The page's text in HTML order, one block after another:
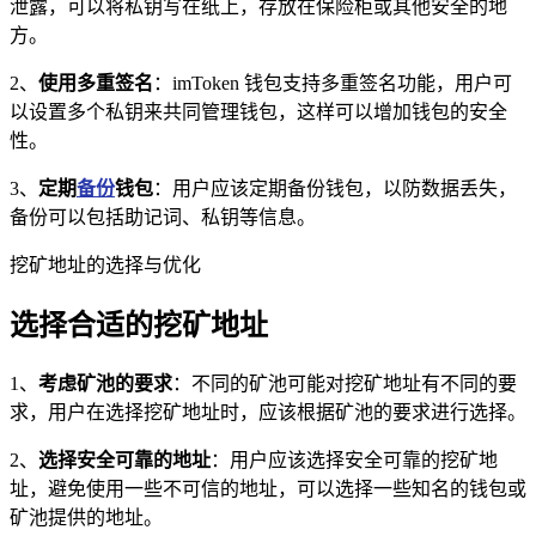
泄露，可以将私钥写在纸上，存放在保险柜或其他安全的地
方。
2、 使用多重签名 ：imToken 钱包支持多重签名功能，用户可
以设置多个私钥来共同管理钱包，这样可以增加钱包的安全
性。
3、 定期备份钱包：用户应该定期备份钱包，以防数据丢失，
备份可以包括助记词、私钥等信息。
挖矿地址的选择与优化
选择合适的挖矿地址
1、 考虑矿池的要求：不同的矿池可能对挖矿地址有不同的要
求，用户在选择挖矿地址时，应该根据矿池的要求进行选择。
2、 选择安全可靠的地址：用户应该选择安全可靠的挖矿地
址，避免使用一些不可信的地址，可以选择一些知名的钱包或
矿池提供的地址。